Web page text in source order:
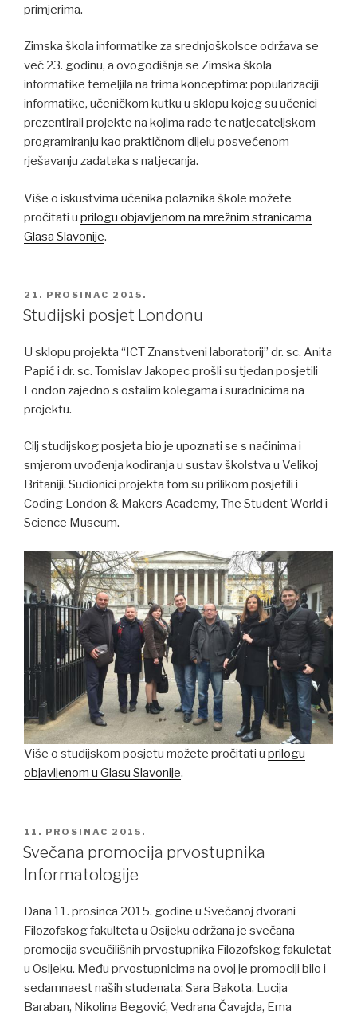
primjerima.
Zimska škola informatike za srednjoškolsce održava se
već 23. godinu, a ovogodišnja se Zimska škola
informatike temeljila na trima konceptima: popularizaciji
informatike, učeničkom kutku u sklopu kojeg su učenici
prezentirali projekte na kojima rade te natjecateljskom
programiranju kao praktičnom dijelu posvećenom
rješavanju zadataka s natjecanja.
Više o iskustvima učenika polaznika škole možete
pročitati u prilogu objavljenom na mrežnim stranicama
Glasa Slavonije.
POSTED
ON
21. PROSINAC 2015.
Studijski posjet Londonu
U sklopu projekta “ICT Znanstveni laboratorij” dr. sc. Anita
Papić i dr. sc. Tomislav Jakopec prošli su tjedan posjetili
London zajedno s ostalim kolegama i suradnicima na
projektu.
Cilj studijskog posjeta bio je upoznati se s načinima i
smjerom uvođenja kodiranja u sustav školstva u Velikoj
Britaniji. Sudionici projekta tom su prilikom posjetili i
Coding London & Makers Academy, The Student World i
Science Museum.
Više o studijskom posjetu možete pročitati u prilogu
objavljenom u Glasu Slavonije.
POSTED
ON
11. PROSINAC 2015.
Svečana promocija prvostupnika
Informatologije
Dana 11. prosinca 2015. godine u Svečanoj dvorani
Filozofskog fakulteta u Osijeku održana je svečana
promocija sveučilišnih prvostupnika Filozofskog fakuletat
u Osijeku. Među prvostupnicima na ovoj je promociji bilo i
sedamnaest naših studenata: Sara Bakota, Lucija
Baraban, Nikolina Begović, Vedrana Čavajda, Ema